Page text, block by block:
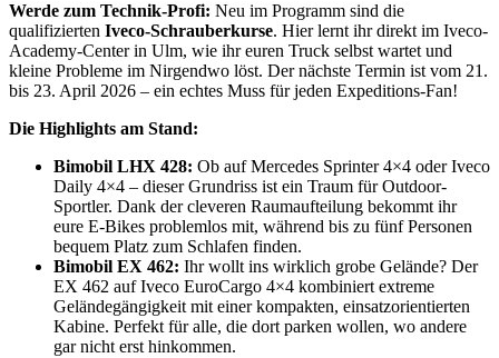
Werde zum Technik-Profi: Neu im Programm sind die
qualifizierten Iveco-Schrauberkurse. Hier lernt ihr direkt im Iveco-
Academy-Center in Ulm, wie ihr euren Truck selbst wartet und
kleine Probleme im Nirgendwo löst. Der nächste Termin ist vom 21.
bis 23. April 2026 – ein echtes Muss für jeden Expeditions-Fan!
Die Highlights am Stand:
Bimobil LHX 428: Ob auf Mercedes Sprinter 4×4 oder Iveco
Daily 4×4 – dieser Grundriss ist ein Traum für Outdoor-
Sportler. Dank der cleveren Raumaufteilung bekommt ihr
eure E-Bikes problemlos mit, während bis zu fünf Personen
bequem Platz zum Schlafen finden.
Bimobil EX 462: Ihr wollt ins wirklich grobe Gelände? Der
EX 462 auf Iveco EuroCargo 4×4 kombiniert extreme
Geländegängigkeit mit einer kompakten, einsatzorientierten
Kabine. Perfekt für alle, die dort parken wollen, wo andere
gar nicht erst hinkommen.